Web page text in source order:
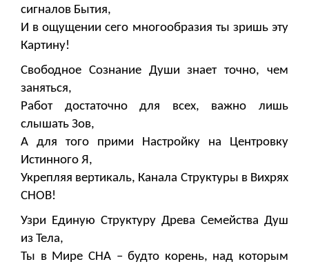
сигналов Бытия,
И в ощущении сего многообразия ты зришь эту
Картину!
Свободное Сознание Души знает точно, чем
заняться,
Работ достаточно для всех, важно лишь
слышать Зов,
А для того прими Настройку на Центровку
Истинного Я,
Укрепляя вертикаль, Канала Структуры в Вихрях
СНОВ!
Узри Единую Структуру Древа Семейства Душ
из Тела,
Ты в Мире СНА – будто корень, над которым